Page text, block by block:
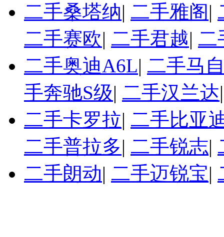
二手桑塔纳| 二手雅阁|
二手赛欧| 二手君越| 二
二手奥迪A6L| 二手马
手奔驰S级| 二手汉兰达
二手卡罗拉| 二手比亚
二手普拉多| 二手锐志|
二手朗动| 二手迈锐宝|